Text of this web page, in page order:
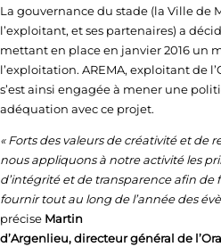
La gouvernance du stade (la Ville de
l’exploitant, et ses partenaires) a
mettant en place en janvier 2016 un
l’exploitation. AREMA, exploitant de
s’est ainsi engagée à mener une
adéquation avec ce projet.
« Forts des valeurs de créativité et de
nous appliquons à notre activité les
d’intégrité et de transparence afin de
fournir tout au long de l’année des
précise Martin
d’Argenlieu, directeur général de